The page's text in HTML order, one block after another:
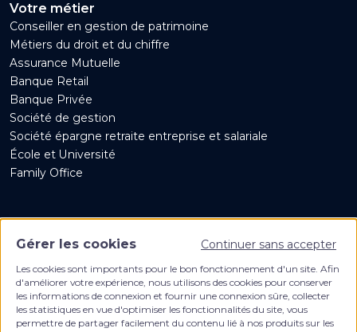
Votre métier
Conseiller en gestion de patrimoine
Métiers du droit et du chiffre
Assurance Mutuelle
Banque Retail
Banque Privée
Société de gestion
Société épargne retraite entreprise et salariale
École et Université
Family Office
Créateur de solutions digitales pour les
professionnels du patrimoine et de la finance
Gérer les cookies Continuer sans accepter
Les cookies sont importants pour le bon fonctionnement d'un site. Afin
d'améliorer votre expérience, nous utilisons des cookies pour conserver
les informations de connexion et fournir une connexion sûre, collecter
les statistiques en vue d'optimiser les fonctionnalités du site, vous
permettre de partager facilement du contenu lié à nos produits sur les